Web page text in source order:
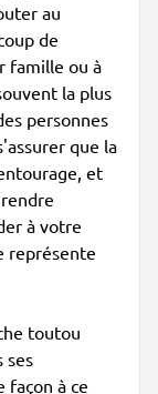
au
de
famille ou à
la plus
personnes
que la
et
à votre
représente
toutou
ses
façon à ce